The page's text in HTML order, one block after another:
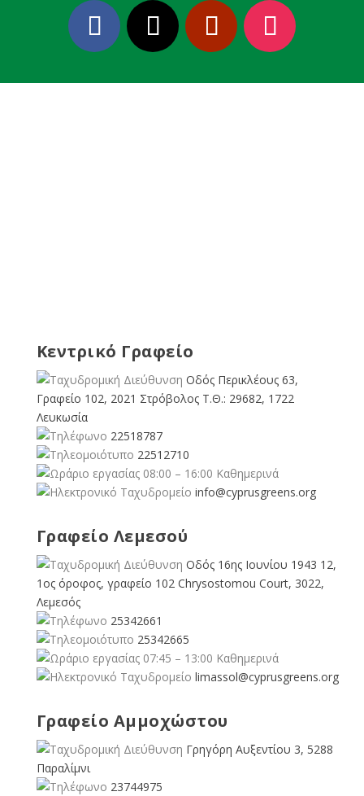
Κεντρικό Γραφείο
Οδός Περικλέους 63,
Γραφείο 102, 2021 Στρόβολος Τ.Θ.: 29682, 1722
Λευκωσία
22518787
22512710
08:00 – 16:00 Καθημερινά
info@cyprusgreens.org
Γραφείο Λεμεσού
Οδός 16ης Ιουνίου 1943 12,
1ος όροφος, γραφείο 102 Chrysostomou Court, 3022,
Λεμεσός
25342661
25342665
07:45 – 13:00 Καθημερινά
limassol@cyprusgreens.org
Γραφείο Αμμοχώστου
Γρηγόρη Αυξεντίου 3, 5288
Παραλίμνι
23744975